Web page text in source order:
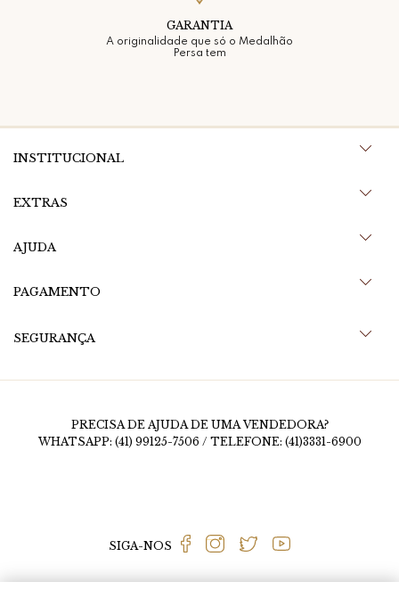
GARANTIA
A originalidade que só o Medalhão
Persa tem
INSTITUCIONAL
EXTRAS
AJUDA
PAGAMENTO
SEGURANÇA
PRECISA DE AJUDA DE UMA VENDEDORA?
WHATSAPP: (41) 99125-7506 / TELEFONE: (41)3331-6900
SIGA-NOS